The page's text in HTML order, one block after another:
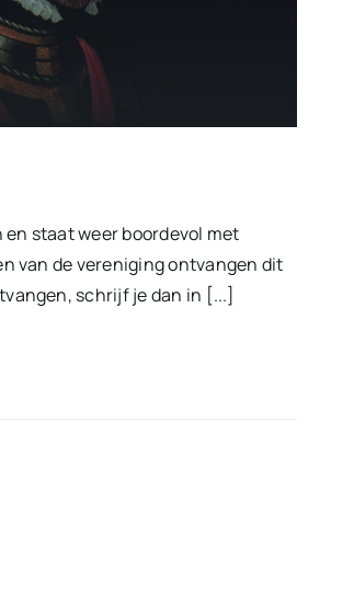
en staat weer boordevol met
van de vereniging ontvangen dit
schrijf je dan in [...]